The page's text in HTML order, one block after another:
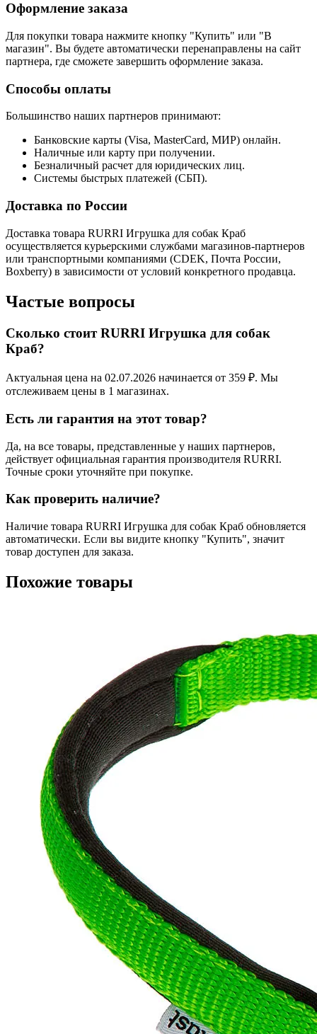
Оформление заказа
Для покупки товара нажмите кнопку "Купить" или "В
магазин". Вы будете автоматически перенаправлены на сайт
партнера, где сможете завершить оформление заказа.
Способы оплаты
Большинство наших партнеров принимают:
Банковские карты (Visa, MasterCard, МИР) онлайн.
Наличные или карту при получении.
Безналичный расчет для юридических лиц.
Системы быстрых платежей (СБП).
Доставка по России
Доставка товара RURRI Игрушка для собак Краб
осуществляется курьерскими службами магазинов-партнеров
или транспортными компаниями (CDEK, Почта России,
Boxberry) в зависимости от условий конкретного продавца.
Частые вопросы
Сколько стоит RURRI Игрушка для собак
Краб?
Актуальная цена на 02.07.2026 начинается от 359 ₽. Мы
отслеживаем цены в 1 магазинах.
Есть ли гарантия на этот товар?
Да, на все товары, представленные у наших партнеров,
действует официальная гарантия производителя RURRI.
Точные сроки уточняйте при покупке.
Как проверить наличие?
Наличие товара RURRI Игрушка для собак Краб обновляется
автоматически. Если вы видите кнопку "Купить", значит
товар доступен для заказа.
Похожие товары